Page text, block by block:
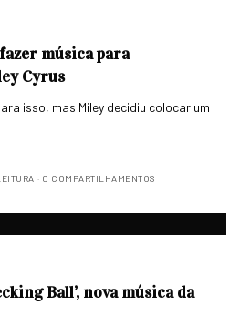
música para
Cyrus
isso, mas Miley decidiu colocar um
0 COMPARTILHAMENTOS
Ball’, nova música da